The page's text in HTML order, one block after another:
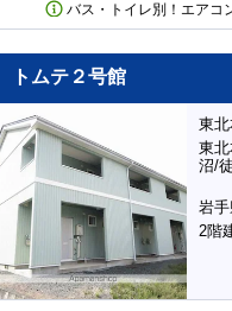
バス・トイレ別！エアコ
トムテ２号館
東
東
沼/
岩
2階